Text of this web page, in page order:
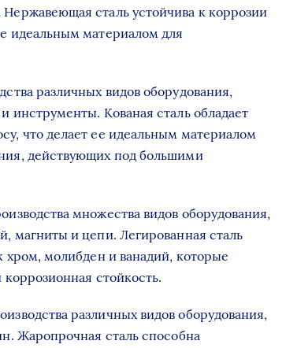
сталь устойчива к коррозии
идеальным материалом для
различных видов оборудования,
инструменты. Кованая сталь обладает
что делает ее идеальным материалом
действующих под большими
множества видов оборудования,
магниты и цепи. Легированная сталь
хром, молибден и ванадий, которые
стойкость.
различных видов оборудования,
Жаропрочная сталь способна